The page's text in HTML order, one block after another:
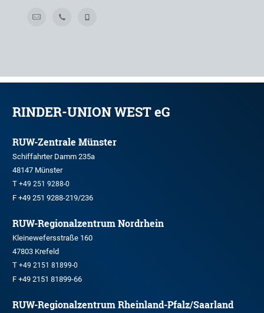
RINDER-UNION WEST eG
RUW-Zentrale Münster
Schiffahrter Damm 235a
48147 Münster
T +49 251 9288-0
F +49 251 9288-219/236
RUW-Regionalzentrum Nordrhein
Kleinewefersstraße 160
47803 Krefeld
T +49 2151 81899-0
F +49 2151 81899-66
RUW-Regionalzentrum Rheinland-Pfalz/Saarland